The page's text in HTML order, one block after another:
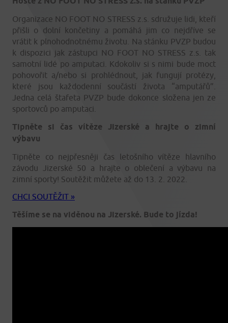
Organizace NO FOOT NO STRESS z.s. sdružuje lidi, kteří
přišli o dolní končetiny a pomáhá jim co nejdříve se
vrátit k plnohodnotnému životu. Na stánku PVZP budou
k dispozici jak zástupci NO FOOT NO STRESS z.s. tak
samotní lidé po amputaci. Kdokoliv si s nimi bude moct
pohovořit a/nebo si prohlédnout, jak fungují protézy,
které jsou každodenní součástí života “amputářů”.
Jedna celá štafeta PVZP bude dokonce složena jen ze
sportovců po amputaci.
Tipněte si čas vítěze Jizerské a hrajte o zimní
výbavu
Tipněte co nejpřesněji čas letošního vítěze hlavního
závodu Jizerské 50 a hrajte o oblečení a výbavu na
zimní sporty! Soutěžit můžete až do 13. 2. 2022.
CHCI SOUTĚŽIT »
Těšíme se na viděnou na Jizerské. Bude to jízda!